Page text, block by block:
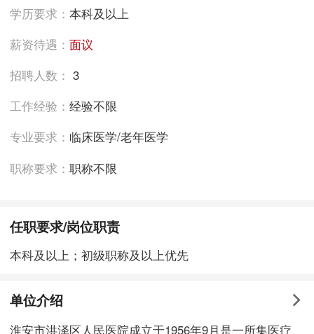
学历要求：本科及以上
薪资待遇：面议
招聘人数：3
工作经验：经验不限
专业要求： 临床医学/老年医学
职称要求：职称不限
任职要求/岗位职责
本科及以上；初级职称及以上优先
单位介绍
淮安市洪泽区人民医院成立于1956年9月是一所集医疗、